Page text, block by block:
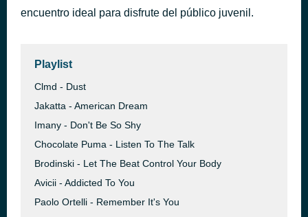
encuentro ideal para disfrute del público juvenil.
Playlist
Clmd - Dust
Jakatta - American Dream
Imany - Don't Be So Shy
Chocolate Puma - Listen To The Talk
Brodinski - Let The Beat Control Your Body
Avicii - Addicted To You
Paolo Ortelli - Remember It's You